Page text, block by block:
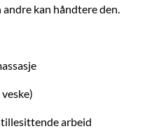
kan håndtere den.
arbeid